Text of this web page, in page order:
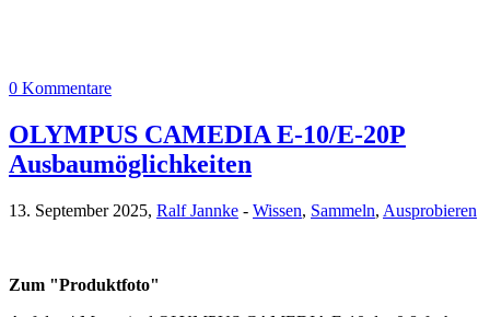
0 Kommentare
OLYMPUS CAMEDIA E-10/E-20P
Ausbaumöglichkeiten
13. September 2025, Ralf Jannke - Wissen, Sammeln, Ausprobieren
Zum "Produktfoto"